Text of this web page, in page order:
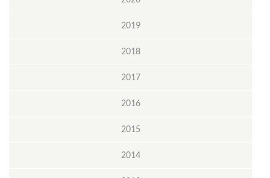
2019
2018
2017
2016
2015
2014